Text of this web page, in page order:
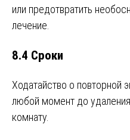
или предотвратить
лечение.
8.4 Сроки
Ходатайство о повторной
любой момент до
комнату.